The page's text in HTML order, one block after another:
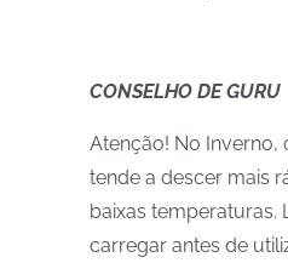
CONSELHO DE GURU
Atenção! No Inverno,
tende a descer mais
baixas temperaturas.
carregar antes de